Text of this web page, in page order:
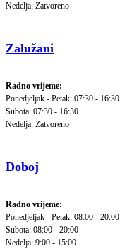
Nedelja: Zatvoreno
Zalužani
Radno vrijeme:
Ponedjeljak - Petak: 07:30 - 16:30
Subota: 07:30 - 16:30
Nedelja: Zatvoreno
Doboj
Radno vrijeme:
Ponedjeljak - Petak: 08:00 - 20:00
Subota: 08:00 - 20:00
Nedelja: 9:00 - 15:00